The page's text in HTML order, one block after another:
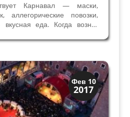
Карнавал — маски,
аллегорические повозки,
еда. Когда возник
Карнавала
в этот...
Фев 10
2017
легенды